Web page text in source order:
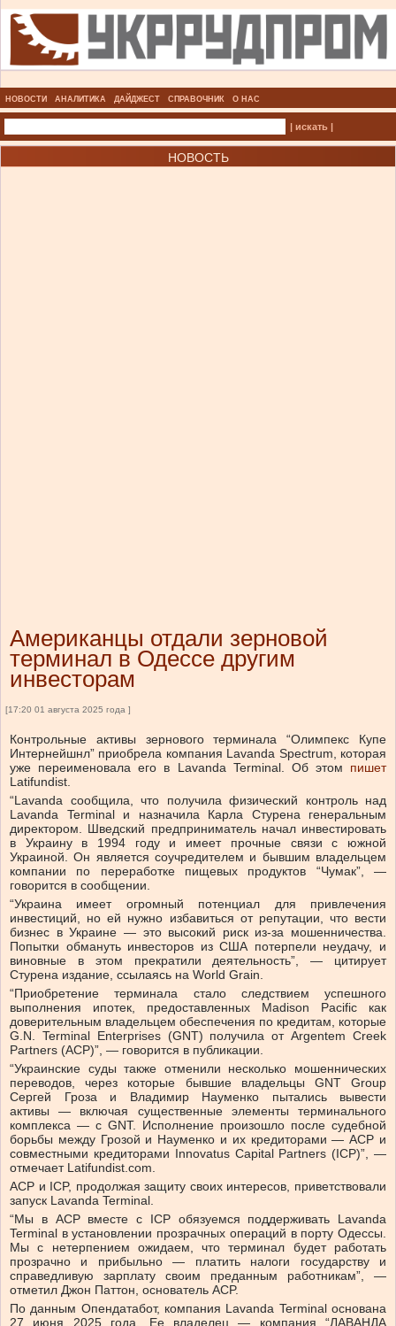
НОВОСТИ АНАЛИТИКА ДАЙДЖЕСТ СПРАВОЧНИК О НАС
| искать |
НОВОСТЬ
Американцы отдали зерновой
терминал в Одессе другим
инвесторам
[17:20 01 августа 2025 года ]
Контрольные активы зернового терминала “Олимпекс Купе
Интернейшнл” приобрела компания Lavanda Spectrum, которая
уже переименовала его в Lavanda Terminal. Об этом
пишет
Latifundist.
“Lavanda сообщила, что получила физический контроль над
Lavanda Terminal и назначила Карла Стурена генеральным
директором. Шведский предприниматель начал инвестировать
в Украину в 1994 году и имеет прочные связи с южной
Украиной. Он является соучредителем и бывшим владельцем
компании по переработке пищевых продуктов “Чумак”, —
говорится в сообщении.
“Украина имеет огромный потенциал для привлечения
инвестиций, но ей нужно избавиться от репутации, что вести
бизнес в Украине — это высокий риск из-за мошенничества.
Попытки обмануть инвесторов из США потерпели неудачу, и
виновные в этом прекратили деятельность”, — цитирует
Стурена издание, ссылаясь на World Grain.
“Приобретение терминала стало следствием успешного
выполнения ипотек, предоставленных Madison Pacific как
доверительным владельцем обеспечения по кредитам, которые
G.N. Terminal Enterprises (GNT) получила от Argentem Creek
Partners (ACP)”, — говорится в публикации.
“Украинские суды также отменили несколько мошеннических
переводов, через которые бывшие владельцы GNT Group
Сергей Гроза и Владимир Науменко пытались вывести
активы — включая существенные элементы терминального
комплекса — с GNT. Исполнение произошло после судебной
борьбы между Грозой и Науменко и их кредиторами — ACP и
совместными кредиторами Innovatus Capital Partners (ICP)”, —
отмечает Latifundist.com.
ACP и ICP, продолжая защиту своих интересов, приветствовали
запуск Lavanda Terminal.
“Мы в ACP вместе с ICP обязуемся поддерживать Lavanda
Terminal в установлении прозрачных операций в порту Одессы.
Мы с нетерпением ожидаем, что терминал будет работать
прозрачно и прибыльно — платить налоги государству и
справедливую зарплату своим преданным работникам”, —
отметил Джон Паттон, основатель ACP.
По данным Опендатабот, компания Lavanda Terminal основана
27 июня 2025 года. Ее владелец — компания “ЛАВАНДА